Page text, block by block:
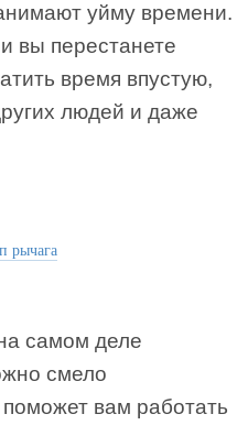
уйму времени.
вы перестанете
время впустую,
людей и даже
рычага
самом деле
смело
вам работать